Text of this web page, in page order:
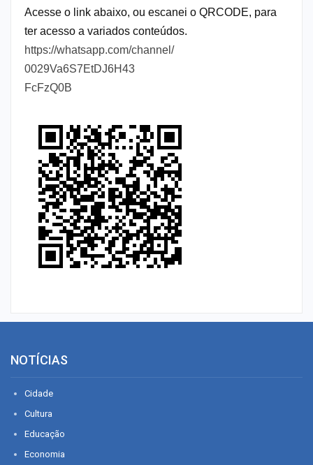
Acesse o link abaixo, ou escanei o QRCODE, para
ter acesso a variados conteúdos.
https://whatsapp.com/channel/
0029Va6S7EtDJ6H43
FcFzQ0B
NOTÍCIAS
Cidade
Cultura
Educação
Economia